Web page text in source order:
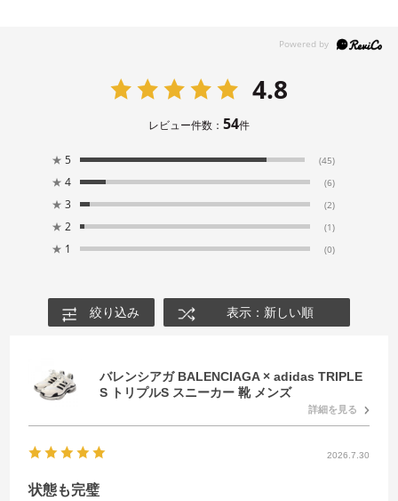
4.8
レビュー件数： 54件
★ 5 (45)
★ 4 (6)
★ 3 (2)
★ 2 (1)
★ 1 (0)
絞り込み 表示：新しい順
バレンシアガ BALENCIAGA × adidas TRIPLE
S トリプルS スニーカー 靴 メンズ
詳細を見る
2026.7.30
状態も完璧